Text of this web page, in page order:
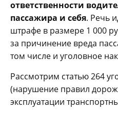
ответственности
пассажира и себя. Речь
штрафе в размере 1 000
за причинение вреда
том числе и уголовное
Рассмотрим статью 264
(нарушение правил
эксплуатации